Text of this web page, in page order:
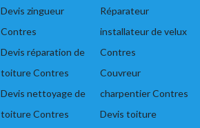
Devis zingueur
Contres
Devis réparation de
toiture Contres
Devis nettoyage de
toiture Contres
Réparateur
installateur de velux
Contres
Couvreur
charpentier Contres
Devis toiture